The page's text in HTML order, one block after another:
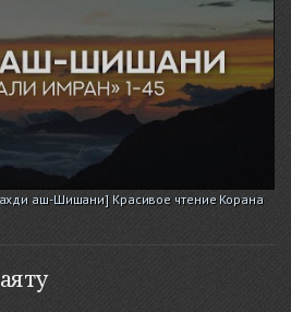
аш-Шишани] Красивое чтение Корана